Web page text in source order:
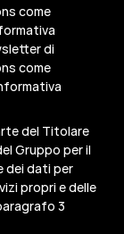
come
di
come
del Titolare
Gruppo per il
dei dati per
propri e delle
3